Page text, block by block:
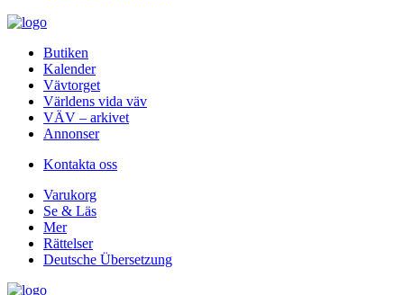
Butiken
Kalender
Vävtorget
Världens vida väv
VÄV – arkivet
Annonser
Kontakta oss
Varukorg
Se & Läs
Mer
Rättelser
Deutsche Übersetzung